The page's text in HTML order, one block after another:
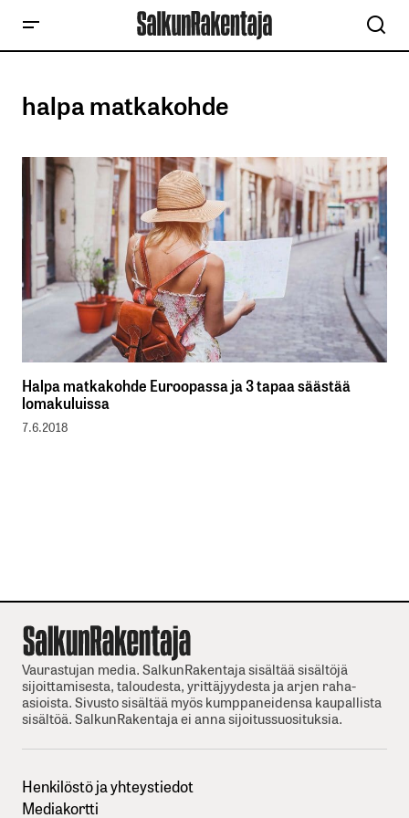
halpa matkakohde
Halpa matkakohde Euroopassa ja 3 tapaa säästää
lomakuluissa
7.6.2018
Vaurastujan media. SalkunRakentaja sisältää sisältöjä
sijoittamisesta, taloudesta, yrittäjyydesta ja arjen raha-
asioista. Sivusto sisältää myös kumppaneidensa kaupallista
sisältöä. SalkunRakentaja ei anna sijoitussuosituksia.
Henkilöstö ja yhteystiedot
Mediakortti